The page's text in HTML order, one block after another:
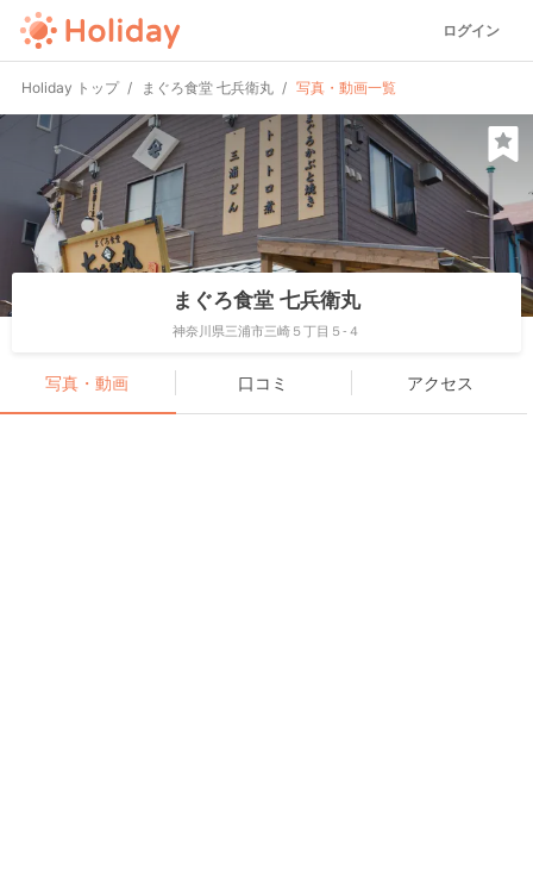
ログイン
Holiday トップ まぐろ食堂 七兵衛丸 写真・動画一覧
まぐろ食堂 七兵衛丸
神奈川県三浦市三崎５丁目５-４
写真・動画 口コミ アクセス